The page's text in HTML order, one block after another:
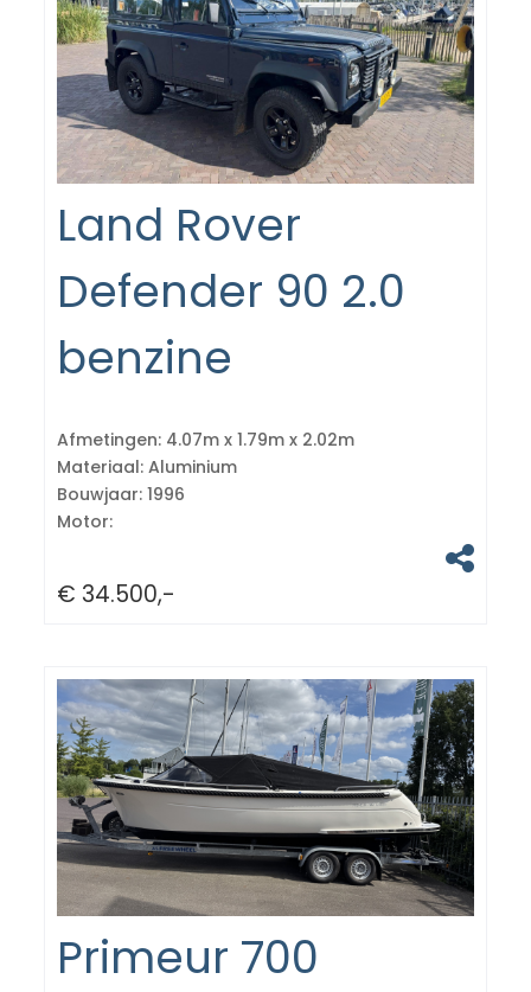
Land Rover
Defender 90 2.0
benzine
Afmetingen: 4.07m x 1.79m x 2.02m
Materiaal: Aluminium
Bouwjaar: 1996
Motor:
€ 34.500,-
Primeur 700